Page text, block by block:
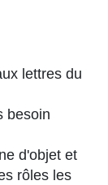
lettres du
besoin
d'objet et
rôles les